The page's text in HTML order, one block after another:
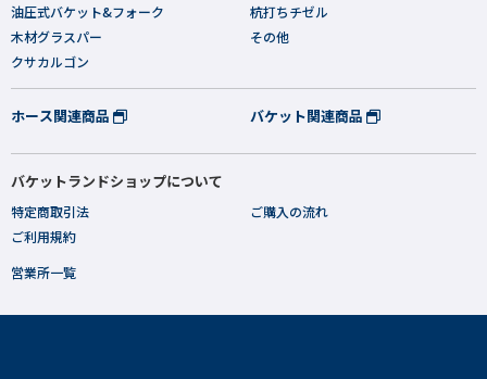
油圧式バケット&フォーク
木材グラスパー
クサカルゴン
杭打ちチゼル
その他
ホース関連商品 バケット関連商品
バケットランドショップについて
特定商取引法
ご利用規約
ご購入の流れ
営業所一覧